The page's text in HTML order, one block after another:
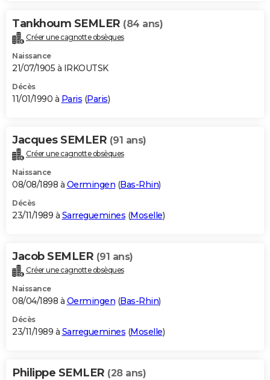
Tankhoum SEMLER (84 ans)
Créer une cagnotte obsèques
Naissance
21/07/1905 à IRKOUTSK
Décès
11/01/1990 à Paris (Paris)
Jacques SEMLER (91 ans)
Créer une cagnotte obsèques
Naissance
08/08/1898 à Oermingen (Bas-Rhin)
Décès
23/11/1989 à Sarreguemines (Moselle)
Jacob SEMLER (91 ans)
Créer une cagnotte obsèques
Naissance
08/04/1898 à Oermingen (Bas-Rhin)
Décès
23/11/1989 à Sarreguemines (Moselle)
Philippe SEMLER (28 ans)